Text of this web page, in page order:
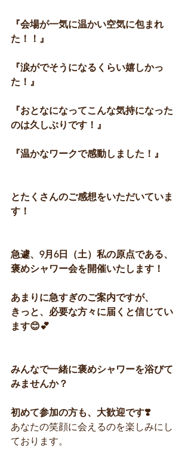
『会場が一気に温かい空気に包まれ
た！！』
『涙がでそうになるくらい嬉しかっ
た！』
『おとなになってこんな気持になった
のは久しぶりです！』
『温かなワークで感動しました！』
とたくさんのご感想をいただいていま
す！
急遽、9月6日（土）私の原点である、
褒めシャワー会を開催いたします！
あまりに急すぎのご案内ですが、
きっと、必要な方々に届くと信じてい
ます😊💕
みんなで一緒に褒めシャワーを浴びて
みませんか？
初めて参加の方も、大歓迎です❣️
あなたの笑顔に会えるのを楽しみにし
ております。